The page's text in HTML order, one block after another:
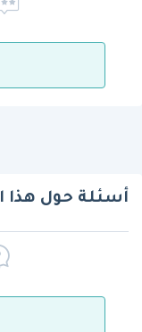
أسئلة حول هذا